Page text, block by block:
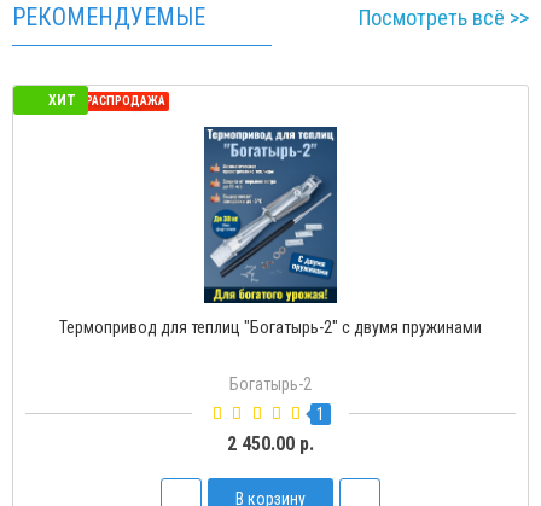
РЕКОМЕНДУЕМЫЕ Посмотреть всё >>
ХИТ
СЕЗОННАЯ РАСПРОДАЖА
Термопривод для теплиц "Богатырь-2" с двумя пружинами
Богатырь-2
1
2 450.00 р.
В корзину